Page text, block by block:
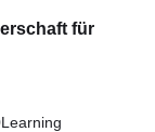
für